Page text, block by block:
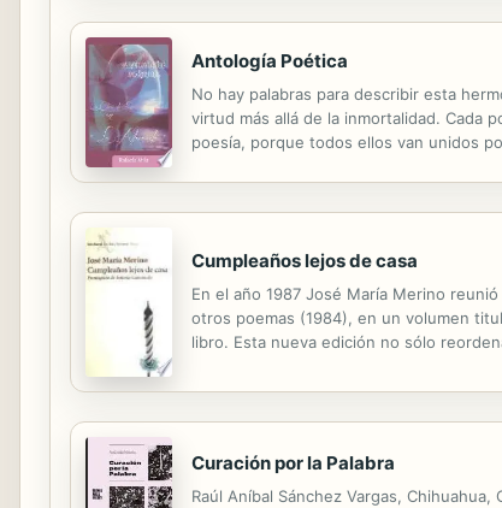
Antología Poética
No hay palabras para describir esta
virtud más allá de la inmortalidad. Cada
poesía, porque todos ellos van unidos
Cumpleaños lejos de casa
En el año 1987 José María Merino
otros poemas (1984), en un volumen
libro. Esta nueva edición no sólo
Curación por la Palabra
Raúl Aníbal Sánchez Vargas,